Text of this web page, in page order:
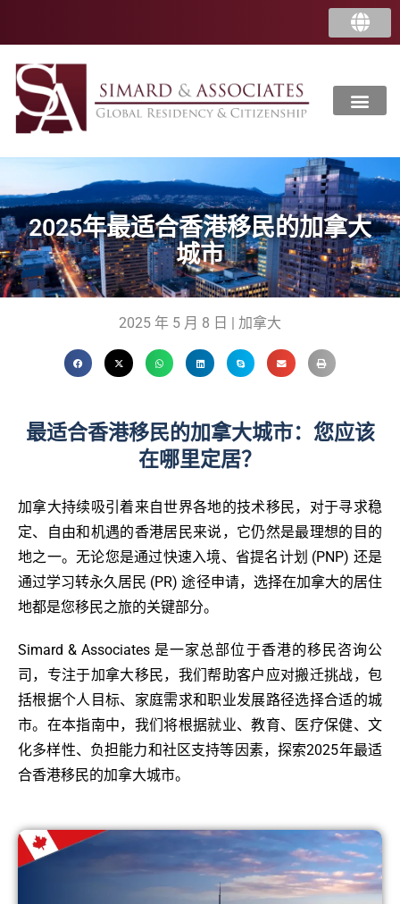
2025年最适合香港移民的加拿大
城市
2025 年 5 月 8 日 | 加拿大
最适合香港移民的加拿大城市：您应该
在哪里定居？
加拿大持续吸引着来自世界各地的技术移民，对于寻求稳
定、自由和机遇的香港居民来说，它仍然是最理想的目的
地之一。无论您是通过快速入境、省提名计划 (PNP) 还是
通过学习转永久居民 (PR) 途径申请，选择在加拿大的居住
地都是您移民之旅的关键部分。
Simard & Associates 是一家总部位于香港的移民咨询公
司，专注于加拿大移民，我们帮助客户应对搬迁挑战，包
括根据个人目标、家庭需求和职业发展路径选择合适的城
市。在本指南中，我们将根据就业、教育、医疗保健、文
化多样性、负担能力和社区支持等因素，探索2025年最适
合香港移民的加拿大城市。